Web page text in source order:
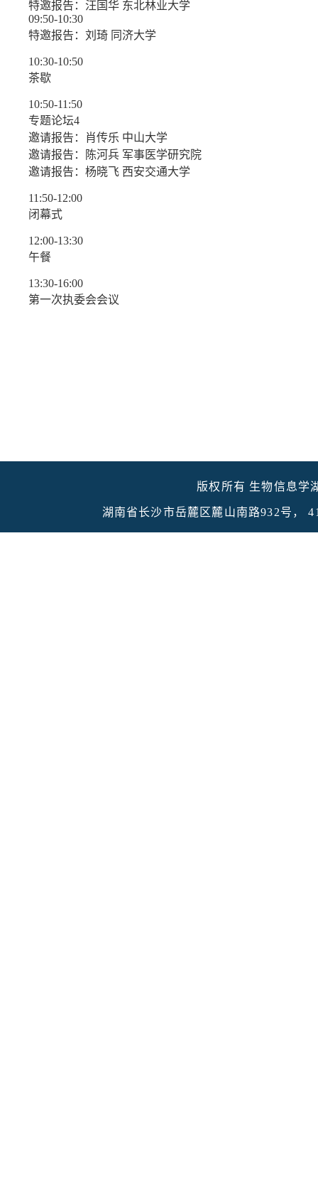
特邀报告：汪国华 东北林业大学
09:50-10:30
特邀报告：刘琦 同济大学
10:30-10:50
茶歇
10:50-11:50
专题论坛4
邀请报告：肖传乐 中山大学
邀请报告：陈河兵 军事医学研究院
邀请报告：杨晓飞 西安交通大学
11:50-12:00
闭幕式
12:00-13:30
午餐
13:30-16:00
第一次执委会会议
版权所有 生物信息学
湖南省长沙市岳麓区麓山南路932号，